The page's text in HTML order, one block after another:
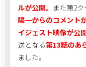
ルが公開。 また第2
陽一からのコメント
イジェスト映像が公
送となる第13話のあ
ました。